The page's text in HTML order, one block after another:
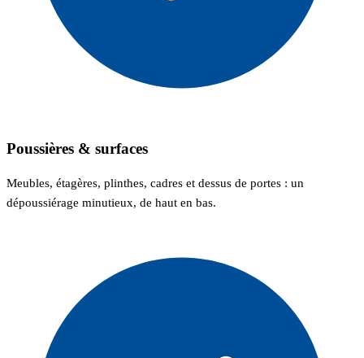
Poussières & surfaces
Meubles, étagères, plinthes, cadres et dessus de portes : un
dépoussiérage minutieux, de haut en bas.